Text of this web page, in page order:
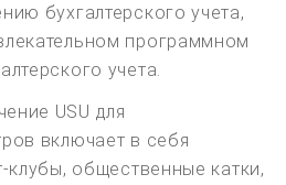
бухгалтерского учета,
программном
учета.
USU для
включает в себя
клубы, общественные катки,